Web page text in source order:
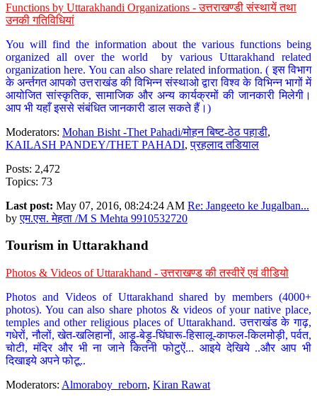
Functions by Uttarakhandi Organizations - उत्तराखण्डी संस्थायें तथा
उनकी गतिविधियां
You will find the information about the various functions being
organized all over the world by various Uttarakhand related
organization here. You can also share related information. ( इस विभाग
के अर्न्तगत आपको उत्तराखंड की विभिन्न संस्थाओ द्वारा विश्व के विभिन्न भागों में
आयोजित सांस्कृतिक, सामाजिक और अन्य कार्यक्रमों की जानकारी मिलेगी।
आप भी यहाँ इससे संबंधित जानकारी डाल सकते हैं।)
Moderators: Mohan Bisht -Thet Pahadi/मोहन बिष्ट-ठेठ पहाडी,
KAILASH PANDEY/THET PAHADI,प्रहलाद तडियाल
Posts: 2,472
Topics: 73
Last post: May 07, 2016, 08:24:24 AM Re: Jangeeto ke Jugalban...
byएम.एस. मेहता /M S Mehta 9910532720
Tourism in Uttarakhand
Photos & Videos of Uttarakhand - उत्तराखण्ड की तस्वीरें एवं वीडियो
Photos and Videos of Uttarakhand shared by members (4000+
photos). You can also share photos & videos of your native place,
temples and other religious places of Uttarakhand. उत्तराखंड के गाढ़,
गधेरों, नौलों, खेत-खलिहानों, आड़ू-बेड़ू-घिंघारू-हिसालू-काफल-किलमोड़ी, पर्वत,
चोटी, मंदिर और भी ना जाने कितनी फोटुऐं... आइये देखिये ..और आप भी
दिखाइये अपने फोटू..
Moderators: Almoraboy_reborn, Kiran Rawat